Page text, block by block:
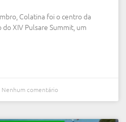
Colatina foi o centro da
do XIV Pulsare Summit, um
Nenhum comentário